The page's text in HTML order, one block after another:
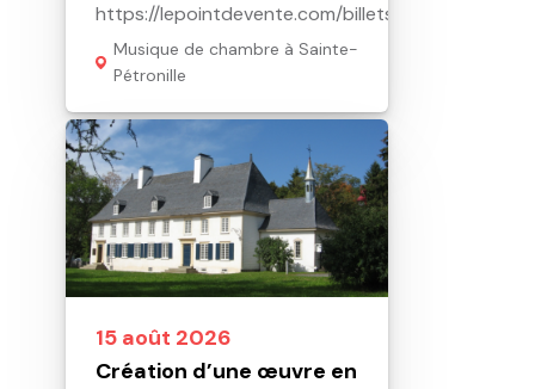
https://lepointdevente.com/billets/nil260813001
Musique de chambre à Sainte-
Pétronille
15 août 2026
Création d’une œuvre en